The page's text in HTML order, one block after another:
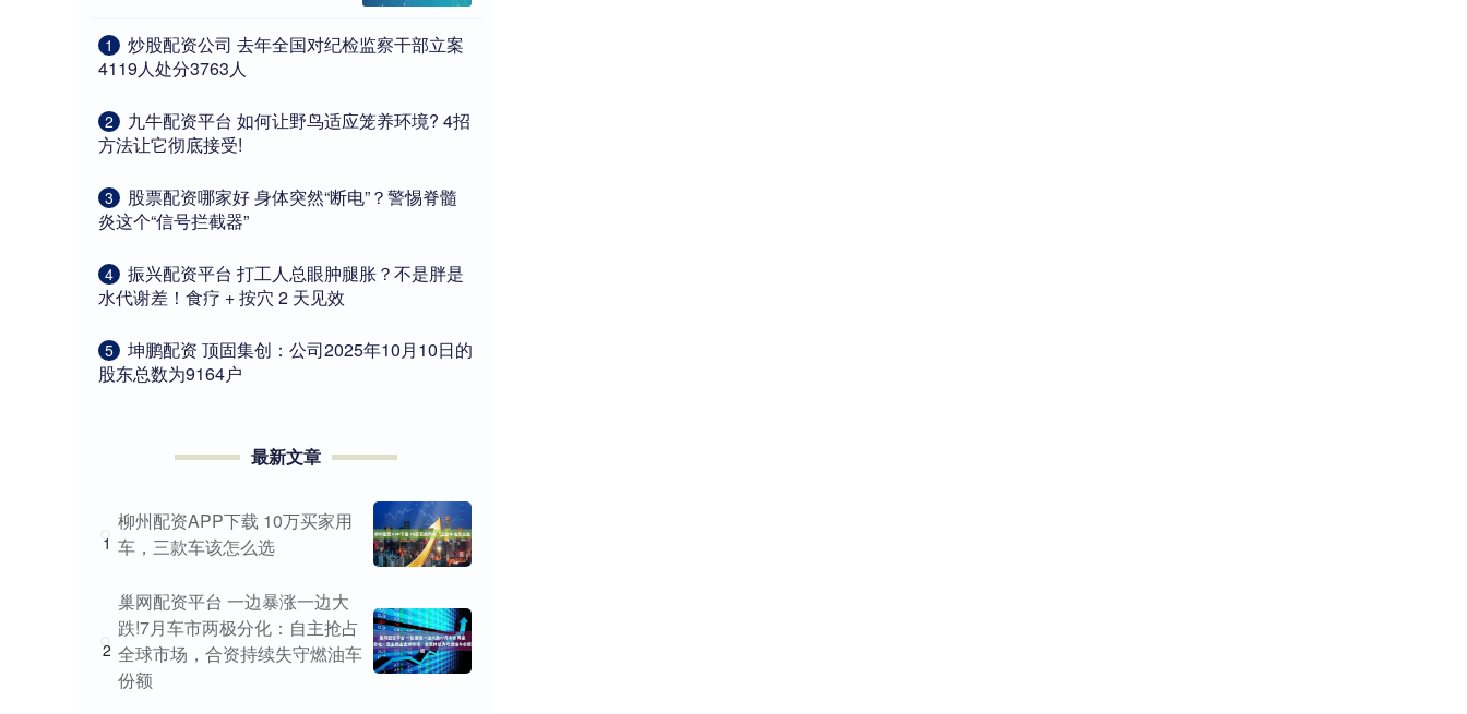
1
​炒股配资公司 去年全国对纪检监察干部立案
4119人处分3763人
2
​九牛配资平台 如何让野鸟适应笼养环境? 4招
方法让它彻底接受!
3
​股票配资哪家好 身体突然“断电”？警惕脊髓
炎这个“信号拦截器”
4
​振兴配资平台 打工人总眼肿腿胀？不是胖是
水代谢差！食疗 + 按穴 2 天见效
5
​坤鹏配资 顶固集创：公司2025年10月10日的
股东总数为9164户
最新文章
1
柳州配资APP下载 10万买家用
车，三款车该怎么选
2
巢网配资平台 一边暴涨一边大
跌!7月车市两极分化：自主抢占
全球市场，合资持续失守燃油车
份额